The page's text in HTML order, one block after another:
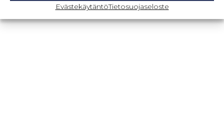
EvästekäytäntöTietosuojaseloste
BLOGI-SIVULLE